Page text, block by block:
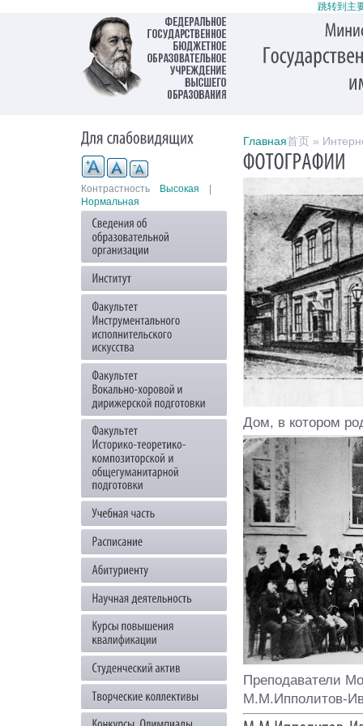
跳转到主
Контрастность Высокая
Нормальная
Главная首页 »
Дом, в котором
Преподаватели
М.М.Ипполитов-